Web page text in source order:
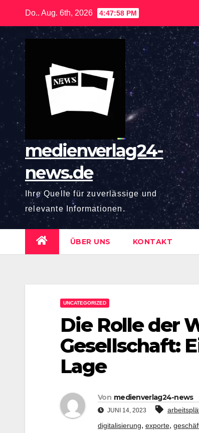
springen
Do.. Aug. 6th, 2026 4:48:00 PM
medienverlag24-
news.de
Ihre Quelle für zuverlässige und
relevante Informationen.
ÜBER UNS KONTAKT
UNCATEGORIZED
Die Rolle der
Gesellschaft:
Lage
Von medienverlag24-news
JUNI 14, 2023
digitalisierung, exporte,